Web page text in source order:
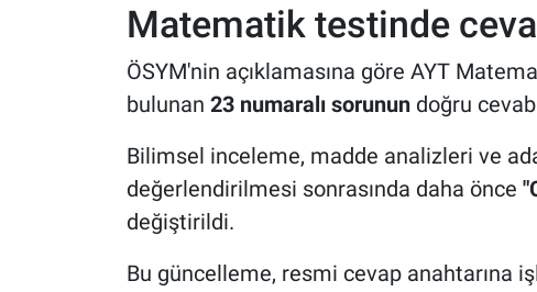
Matematik testinde
ÖSYM'nin açıklamasına göre AYT
bulunan 23 numaralı sorunundoğru
Bilimsel inceleme, madde analizleri ve
değerlendirilmesi sonrasında daha önce
değiştirildi.
Bu güncelleme, resmi cevap anahtarına